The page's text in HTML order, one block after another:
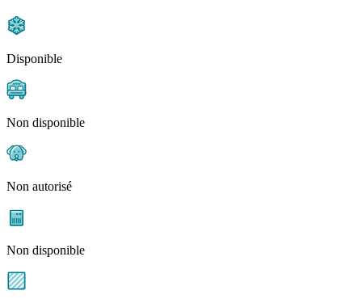
Disponible
Non disponible
Non autorisé
Non disponible